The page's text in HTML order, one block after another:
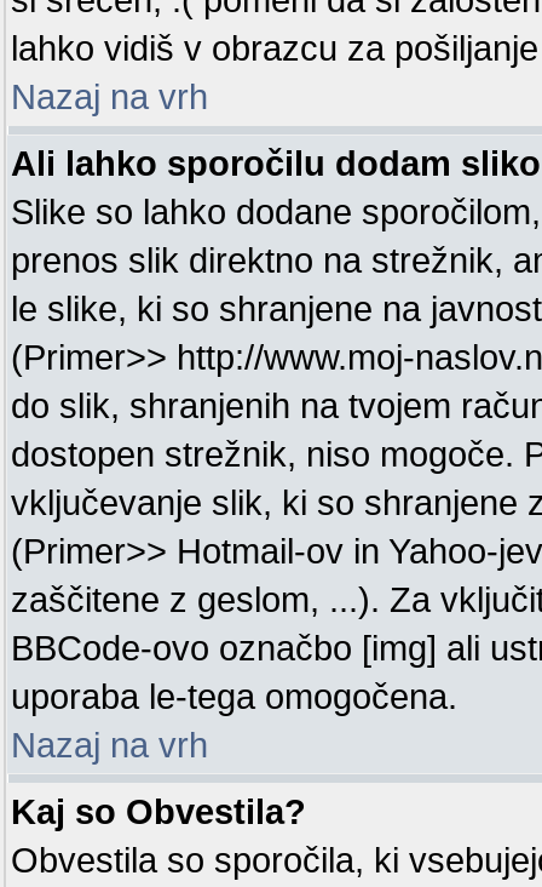
lahko vidiš v obrazcu za
Nazaj na vrh
Ali lahko sporočilu dodam
Slike so lahko dodane
prenos slik direktno na strežnik,
le slike, ki so shranjene na
(Primer>> http://www.moj-
do slik, shranjenih na tvojem
dostopen strežnik, niso mogoče.
vključevanje slik, ki so shranjene
(Primer>> Hotmail-ov in Yahoo-
zaščitene z geslom, ...). Za
BBCode-ovo označbo [img] ali
uporaba le-tega omogočena.
Nazaj na vrh
Kaj so Obvestila?
Obvestila so sporočila, ki